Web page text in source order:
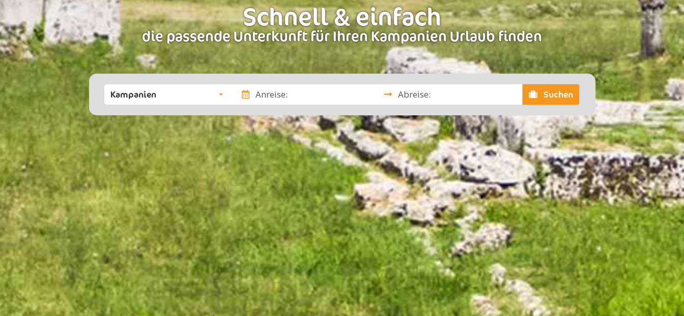
Schnell & einfach
die passende Unterkunft für Ihren Kampanien Urlaub finden
Kampanien Anreise: Abreise: Suchen